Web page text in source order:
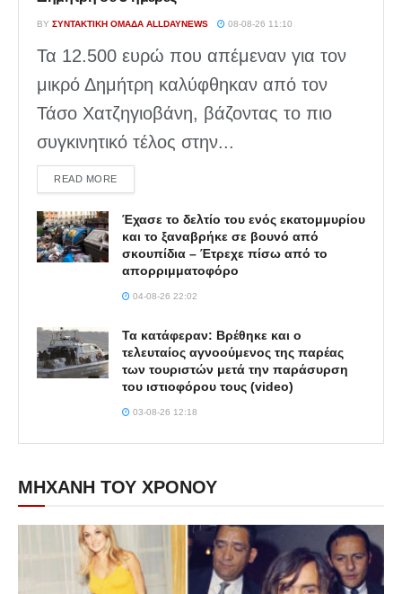
BY ΣΥΝΤΑΚΤΙΚΉ ΟΜΆΔΑ ALLDAYNEWS 08-08-26 11:10
Τα 12.500 ευρώ που απέμεναν για τον
μικρό Δημήτρη καλύφθηκαν από τον
Τάσο Χατζηγιοβάνη, βάζοντας το πιο
συγκινητικό τέλος στην...
READ MOREDETAILS
Έχασε το δελτίο του ενός εκατομμυρίου
και το ξαναβρήκε σε βουνό από
σκουπίδια – Έτρεχε πίσω από το
απορριμματοφόρο
04-08-26 22:02
Τα κατάφεραν: Βρέθηκε και ο
τελευταίος αγνοούμενος της παρέας
των τουριστών μετά την παράσυρση
του ιστιοφόρου τους (video)
03-08-26 12:18
ΜΗΧΑΝΗ ΤΟΥ ΧΡΟΝΟΥ